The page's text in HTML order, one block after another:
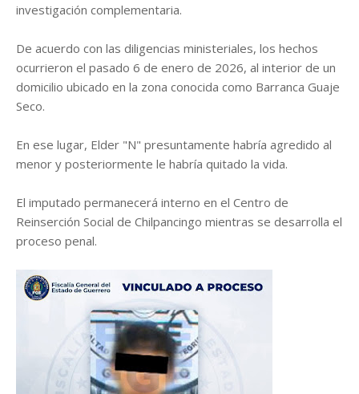
investigación complementaria.
De acuerdo con las diligencias ministeriales, los hechos
ocurrieron el pasado 6 de enero de 2026, al interior de un
domicilio ubicado en la zona conocida como Barranca Guaje
Seco.
En ese lugar, Elder "N" presuntamente habría agredido al
menor y posteriormente le habría quitado la vida.
El imputado permanecerá interno en el Centro de
Reinserción Social de Chilpancingo mientras se desarrolla el
proceso penal.